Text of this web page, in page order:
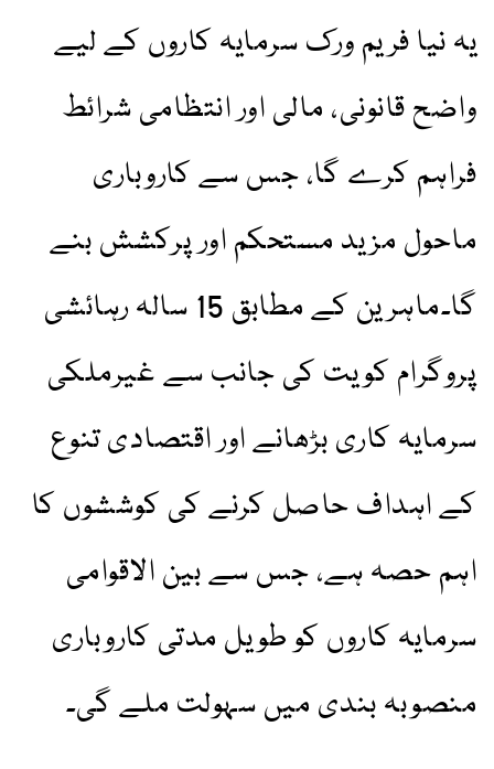
یہ نیا فریم ورک سرمایہ کاروں کے لیے
واضح قانونی، مالی اور انتظامی شرائط
فراہم کرے گا، جس سے کاروباری
ماحول مزید مستحکم اور پرکشش بنے
گا۔ماہرین کے مطابق 15 سالہ رہائشی
پروگرام کویت کی جانب سے غیرملکی
سرمایہ کاری بڑھانے اور اقتصادی تنوع
کے اہداف حاصل کرنے کی کوششوں کا
اہم حصہ ہے، جس سے بین الاقوامی
سرمایہ کاروں کو طویل مدتی کاروباری
منصوبہ بندی میں سہولت ملے گی۔